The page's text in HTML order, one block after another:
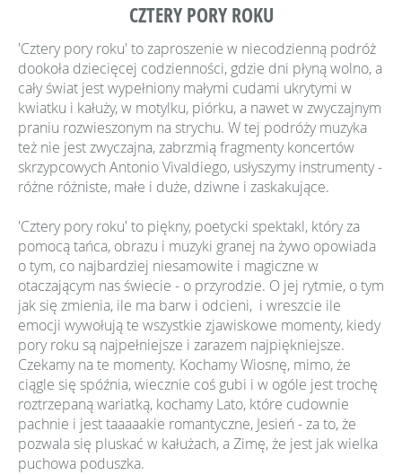
CZTERY PORY ROKU
'Cztery pory roku' to zaproszenie w niecodzienną podróż
dookoła dziecięcej codzienności, gdzie dni płyną wolno, a
cały świat jest wypełniony małymi cudami ukrytymi w
kwiatku i kałuży, w motylku, piórku, a nawet w zwyczajnym
praniu rozwieszonym na strychu. W tej podróży muzyka
też nie jest zwyczajna, zabrzmią fragmenty koncertów
skrzypcowych Antonio Vivaldiego, usłyszymy instrumenty -
różne różniste, małe i duże, dziwne i zaskakujące.
'Cztery pory roku' to piękny, poetycki spektakl, który za
pomocą tańca, obrazu i muzyki granej na żywo opowiada
o tym, co najbardziej niesamowite i magiczne w
otaczającym nas świecie - o przyrodzie. O jej rytmie, o tym
jak się zmienia, ile ma barw i odcieni, i wreszcie ile
emocji wywołują te wszystkie zjawiskowe momenty, kiedy
pory roku są najpełniejsze i zarazem najpiękniejsze.
Czekamy na te momenty. Kochamy Wiosnę, mimo, że
ciągle się spóźnia, wiecznie coś gubi i w ogóle jest trochę
roztrzepaną wariatką, kochamy Lato, które cudownie
pachnie i jest taaaaakie romantyczne, Jesień - za to, że
pozwala się pluskać w kałużach, a Zimę, że jest jak wielka
puchowa poduszka.